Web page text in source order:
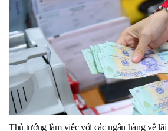
Thủ tướng làm việc với các ngân hàng về